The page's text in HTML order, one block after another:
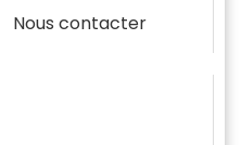
Nous contacter